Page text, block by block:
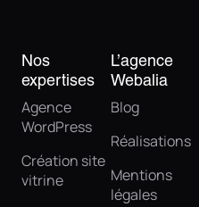
Nos
expertises
Agence
WordPress
Création site
vitrine
L’agence
Webalia
Blog
Réalisations
Mentions
légales